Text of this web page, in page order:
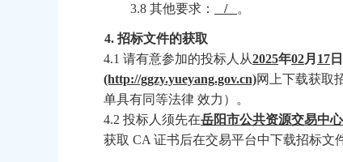
3.8 其他要求： / 。
4. 招标文件的获取
4.1 请有意参加的投标人从2025年02月 17
(http://ggzy.yueyang.gov.cn)网上下载获取
单具有同等法律 效力）。
4.2 投标人须先在岳阳市公共资源交易中
获取 CA 证书后在交易平台中下载招标文